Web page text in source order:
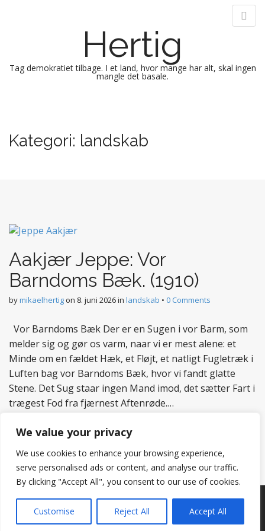
We value your privacy
We use cookies to enhance your browsing experience,
serve personalised ads or content, and analyse our traffic.
By clicking "Accept All", you consent to our use of cookies.
Customise Reject All Accept All
Hertig
Tag demokratiet tilbage. I et land, hvor mange har alt, skal ingen
mangle det basale.
i
n
p
e
t
Kategori: landskab
Aakjær Jeppe: Vor
Barndoms Bæk. (1910)
bymikaelhertigon 8. juni 2026in landskab • 0 Comments
Vor Barndoms Bæk Der er en Sugen i vor Barm, som
melder sig og gør os varm, naar vi er mest alene: et
Minde om en fældet Hæk, et Fløjt, et natligt Fugletræk i
Luften bag vor Barndoms Bæk, hvor vi fandt glatte
Stene. Det Sug staar ingen Mand imod, det sætter Fart i
trægest Fod fra fjærnest Aftenrøde.…
Read more
Copyright © 2026Hertig . All Rights Reserved.
The Matheson Theme by bavotasan.com.